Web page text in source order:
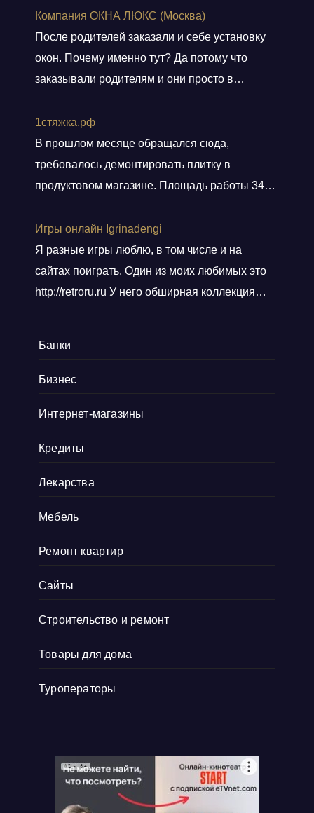
Компания ОКНА ЛЮКС (Москва)
После родителей заказали и себе установку
окон. Почему именно тут? Да потому что
заказывали родителям и они просто в
Заказали, приехал мастер, всё замерил, кое
чего посоветовал. Пришли заключать договор
в офис, И снова классная и слаженная работа
всего персонала. Договор подсунули не
по
Показать больше
1стяжка.рф
В прошлом месяце обращался сюда,
требовалось демонтировать плитку в
продуктовом магазине. Площадь работы 348
разговоров сделали свою работу, погрузили
хлам в контейнер, и сдали объект.
Ответственные! Советую!
Игры онлайн Igrinadengi
Я разные игры люблю, в том числе и на
сайтах поиграть. Один из моих любимых это
http://retroru.ru У него обширная коллекция
коллекционеры. Там навигация удобная, а
прям окунаешься
Банки
Бизнес
Интернет-магазины
Кредиты
Лекарства
Мебель
Ремонт квартир
Сайты
Строительство и ремонт
Товары для дома
Туроператоры